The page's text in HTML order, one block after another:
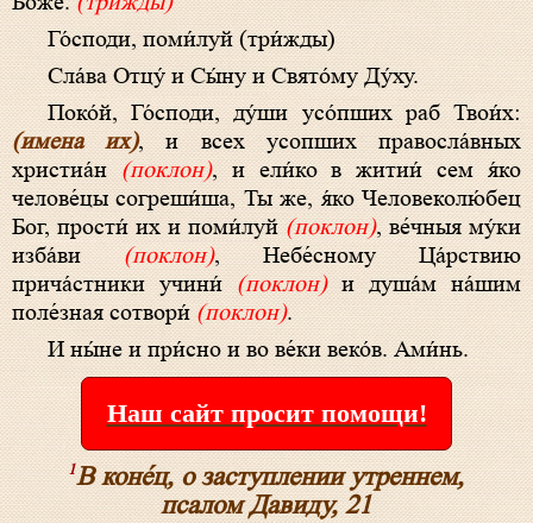
Го́с­по­ди, по­ми́­луй (три́жды)
Сла́­ва Отцу́ и Сы́­ну и Свя­то́­му Ду́ху.
Поко́й, Го́споди, ду́ши усо́пших раб Твои́х:
(имена их), и всех усопших правосла́вных
христиа́н (поклон), и ели́ко в житии́ сем я́ко
челове́цы согреши́ша, Ты же, я́ко Человеколю́бец
Бог, прости́ их и поми́луй(поклон), ве́чныя му́ки
изба́ви(поклон), Небе́сному Ца́рствию
прича́стники учини́(поклон)и душа́м на́шим
поле́зная сотвори́(поклон).
И ны́­не и при́с­но и во ве́­ки ве­ко́в. Ами́нь.
Наш сайт просит помощи!
1В коне́ц, о заступлении утреннем,
псалом Давиду, 21